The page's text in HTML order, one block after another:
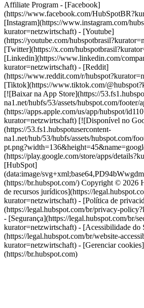
- [Facebook]
(https://www.facebook.com/
[Instagram](https://www.instagram.com/
kurator=netzwirtschaft) - [Youtube]
(https://youtube.com/
[Twitter](https://x.com/
[Linkedin](https://www.linkedin.com/
kurator=netzwirtschaft) - [Reddit]
(https://www.reddit.com/r/
[Tiktok](https://www.tiktok.com/
[![Baixar na App Store](https://
na1.net/hubfs/53/assets/hubspot.com/footer/
(https://apps.apple.com/us/app/hubspot/
kurator=netzwirtschaft) [![Disponível no
(https://53.fs1.hubspotusercontent-
na1.net/hub/53/hubfs/assets/hubspot.com/
(https://play.google.com/store/apps/
[HubSpot]
(data:image/
(https://br.hubspot.com/) Copyright © 2026
de recursos jurídicos](https://
kurator=netzwirtschaft) - [Política de
(https://legal.hubspot.com/br/privacy-
- [Segurança](https://legal.hubspot.com/br/
kurator=netzwirtschaft) - [Acessibilidade do
(https://legal.hubspot.com/br/website-
kurator=netzwirtschaft) - [Gerenciar cookies]
(https://br.hubspot.com)